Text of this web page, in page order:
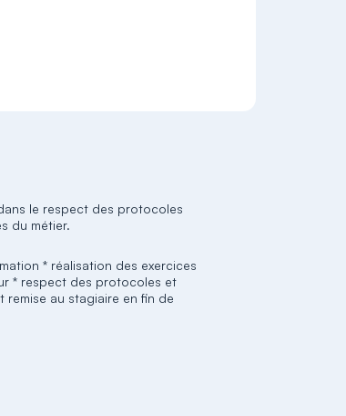
le respect des protocoles
du métier.
* réalisation des exercices
* respect des protocoles et
au stagiaire en fin de